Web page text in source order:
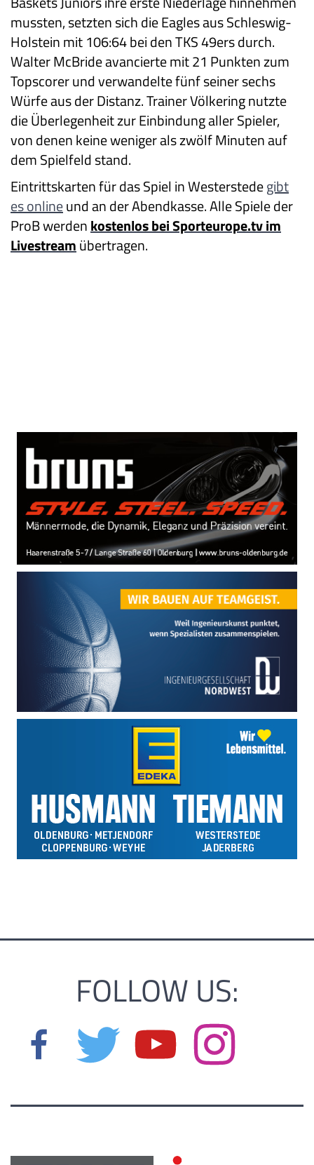
mussten, setzten sich die Eagles aus Schleswig-
Holstein mit 106:64 bei den TKS 49ers durch.
Walter McBride avancierte mit 21 Punkten zum
Topscorer und verwandelte fünf seiner sechs
Würfe aus der Distanz. Trainer Völkering nutzte
die Überlegenheit zur Einbindung aller Spieler,
von denen keine weniger als zwölf Minuten auf
dem Spielfeld stand.
Eintrittskarten für das Spiel in Westerstedegibt
es onlineund an der Abendkasse. Alle Spiele der
ProB werdenkostenlos bei Sporteurope.tv im
Livestreamübertragen.
FOLLOW US: